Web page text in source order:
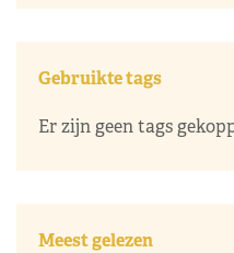
Gebruikte tags
Er zijn geen tags
Meest gelezen